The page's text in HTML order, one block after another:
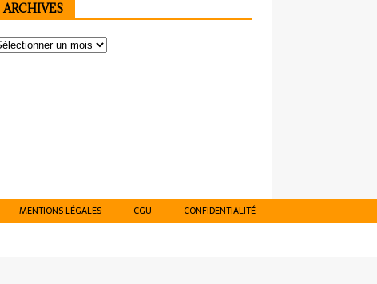
ARCHIVES
MENTIONS LÉGALES CGU CONFIDENTIALITÉ